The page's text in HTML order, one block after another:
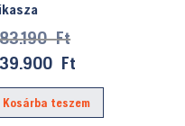
FtOriginal
price
was:
383.190 Ft.
Ft
price
is:
Kosárba teszem